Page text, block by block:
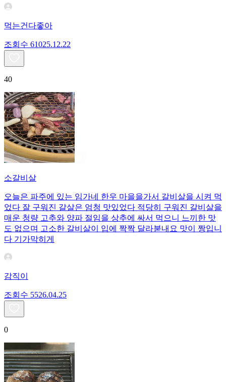
먹는건다좋아
조회수 61025.12.22
40
소갈비살
오늘은 파주에 있는 임가네 한우 마을을가서 갈비살을 시켜 먹
었다 잘 구워진 갈살은 엄청 맛있었다 적당히 구워진 갈비살을
매운 청량 고추와 양파 절임을 상추에 싸서 먹으니 느끼한 맛
도 없으며 고소한 갈비살이 입에 짝짝 달라붇내요 맛이 짱입니
다 기가막히게
감직이
조회수 5526.04.25
0